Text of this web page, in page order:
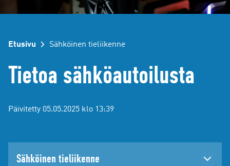
Etusivu Sähköinen tieliikenne
Tietoa sähköautoilusta
Päivitetty 05.05.2025 klo 13:39
Sähköinen tieliikenne